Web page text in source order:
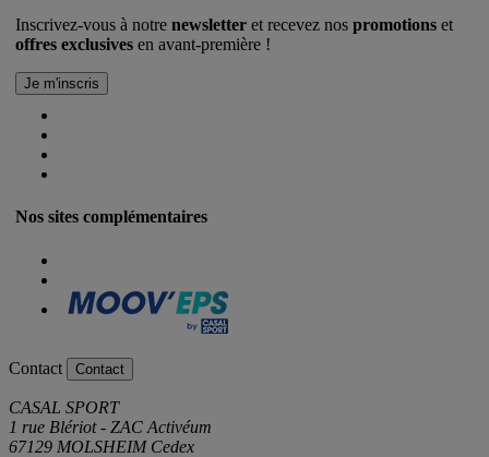
Inscrivez-vous à notre newsletter et recevez nos promotions et
offres exclusives en avant-première !
Nos sites complémentaires
Contact Contact
CASAL SPORT
1 rue Blériot - ZAC Activéum
67129 MOLSHEIM Cedex